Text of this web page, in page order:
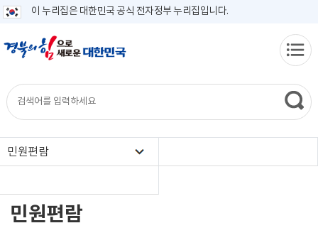
이 누리집은 대한민국 공식 전자정부 누리집입니다.
민원편람
민원편람